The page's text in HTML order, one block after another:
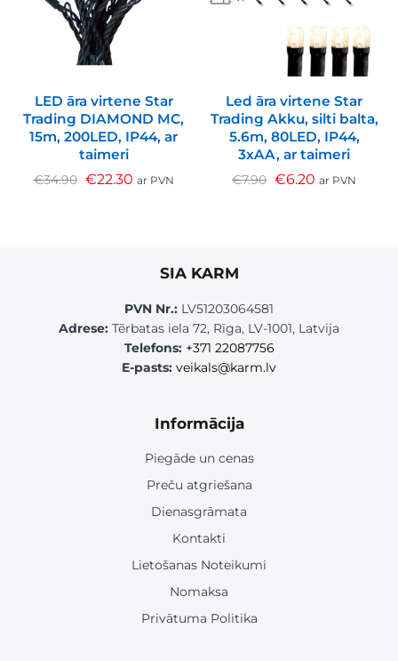
LED āra virtene Star
Trading DIAMOND MC,
15m, 200LED, IP44, ar
taimeri
€34.90 €22.30 ar PVN
Led āra virtene Star
Trading Akku, silti balta,
5.6m, 80LED, IP44,
3xAA, ar taimeri
€7.90 €6.20 ar PVN
SIA KARM
PVN Nr.: LV51203064581
Adrese: Tērbatas iela 72, Rīga, LV-1001, Latvija
Telefons: +371 22087756
E-pasts: veikals@karm.lv
Informācija
Piegāde un cenas
Preču atgriešana
Dienasgrāmata
Kontakti
Lietošanas Noteikumi
Nomaksa
Privātuma Politika